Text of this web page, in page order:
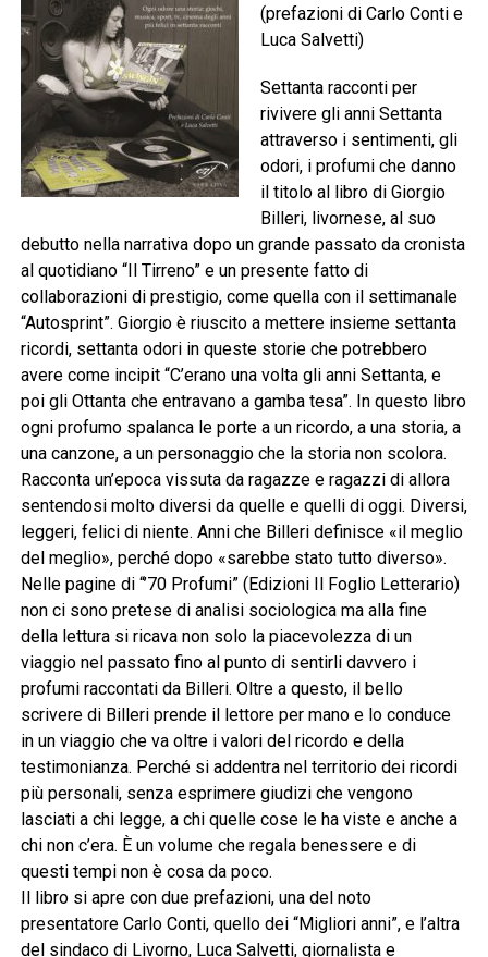
(prefazioni di Carlo Conti e
Luca Salvetti)
Settanta racconti per
rivivere gli anni Settanta
attraverso i sentimenti, gli
odori, i profumi che danno
il titolo al libro di Giorgio
Billeri, livornese, al suo
debutto nella narrativa dopo un grande passato da cronista
al quotidiano “Il Tirreno” e un presente fatto di
collaborazioni di prestigio, come quella con il settimanale
“Autosprint”. Giorgio è riuscito a mettere insieme settanta
ricordi, settanta odori in queste storie che potrebbero
avere come incipit “C’erano una volta gli anni Settanta, e
poi gli Ottanta che entravano a gamba tesa”. In questo libro
ogni profumo spalanca le porte a un ricordo, a una storia, a
una canzone, a un personaggio che la storia non scolora.
Racconta un’epoca vissuta da ragazze e ragazzi di allora
sentendosi molto diversi da quelle e quelli di oggi. Diversi,
leggeri, felici di niente. Anni che Billeri definisce «il meglio
del meglio», perché dopo «sarebbe stato tutto diverso».
Nelle pagine di “’70 Profumi” (Edizioni Il Foglio Letterario)
non ci sono pretese di analisi sociologica ma alla fine
della lettura si ricava non solo la piacevolezza di un
viaggio nel passato fino al punto di sentirli davvero i
profumi raccontati da Billeri. Oltre a questo, il bello
scrivere di Billeri prende il lettore per mano e lo conduce
in un viaggio che va oltre i valori del ricordo e della
testimonianza. Perché si addentra nel territorio dei ricordi
più personali, senza esprimere giudizi che vengono
lasciati a chi legge, a chi quelle cose le ha viste e anche a
chi non c’era. È un volume che regala benessere e di
questi tempi non è cosa da poco.
Il libro si apre con due prefazioni, una del noto
presentatore Carlo Conti, quello dei “Migliori anni”, e l’altra
del sindaco di Livorno, Luca Salvetti, giornalista e